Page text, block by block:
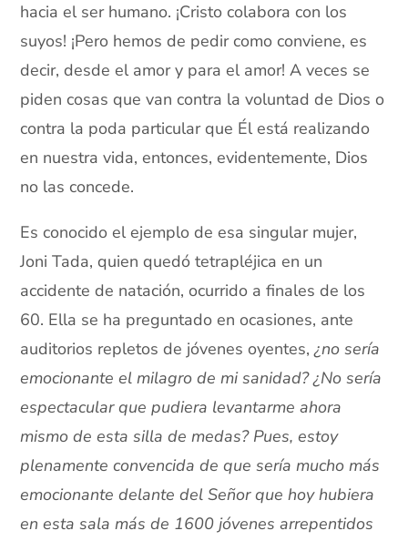
hacia el ser humano. ¡Cristo colabora con los
suyos! ¡Pero hemos de pedir como conviene, es
decir, desde el amor y para el amor! A veces se
piden cosas que van contra la voluntad de Dios o
contra la poda particular que Él está realizando
en nuestra vida, entonces, evidentemente, Dios
no las concede.
Es conocido el ejemplo de esa singular mujer,
Joni Tada, quien quedó tetrapléjica en un
accidente de natación, ocurrido a finales de los
60. Ella se ha preguntado en ocasiones, ante
auditorios repletos de jóvenes oyentes,¿no sería
emocionante el milagro de mi sanidad? ¿No sería
espectacular que pudiera levantarme ahora
mismo de esta silla de medas? Pues, estoy
plenamente convencida de que sería mucho más
emocionante delante del Señor que hoy hubiera
en esta sala más de 1600 jóvenes arrepentidos